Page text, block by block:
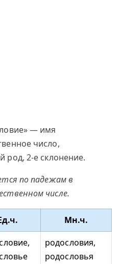
— имя
число,
род, 2-е склонение.
по падежам в
числе.
Мн.ч.
родословия,
родословья